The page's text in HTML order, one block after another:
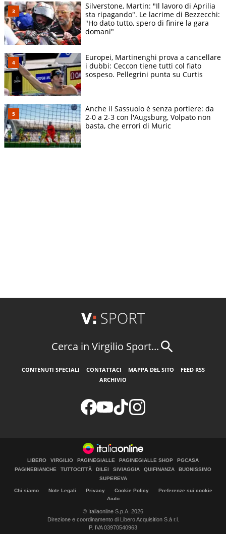
Silverstone, Martin: "Il lavoro di Aprilia
sta ripagando". Le lacrime di Bezzecchi:
"Ho dato tutto, spero di finire la gara
domani"
Europei, Martinenghi prova a cancellare
i dubbi: Ceccon tiene tutti col fiato
sospeso. Pellegrini punta su Curtis
Anche il Sassuolo è senza portiere: da
2-0 a 2-3 con l'Augsburg, Volpato non
basta, che errori di Muric
Cerca in Virgilio Sport...
CONTENUTI SPECIALI CONTATTACI MAPPA DEL SITO
FEED RSS
ARCHIVIO
LIBERO VIRGILIO PAGINEGIALLE PAGINEGIALLE SHOP
PGCASA
PAGINEBIANCHE
TUTTOCITTÀ DILEI SIVIAGGIA QUIFINANZA
BUONISSIMO
SUPEREVA
Chi siamo Note Legali Privacy Cookie Policy
Preferenze sui cookie
Aiuto
© Italiaonline S.p.A. 2026
Direzione e coordinamento di Libero Acquisition S.á r.l.
P. IVA 03970540963